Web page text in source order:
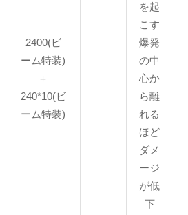
2400(ビ
ーム特装)
＋
240*10(ビ
ーム特装)
を起
こす
爆発
の中
心か
ら離
れる
ほど
ダメ
ージ
が低
下